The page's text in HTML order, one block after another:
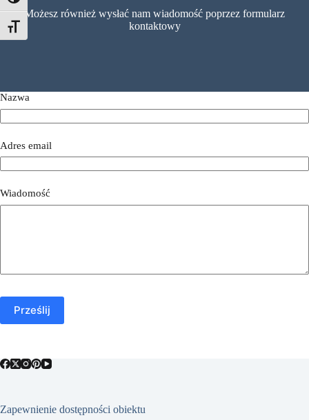
Toggle Font size
Możesz również wysłać nam wiadomość poprzez formularz
kontaktowy
Nazwa
Adres email
Wiadomość
Prześlij
Zapewnienie dostępności obiektu